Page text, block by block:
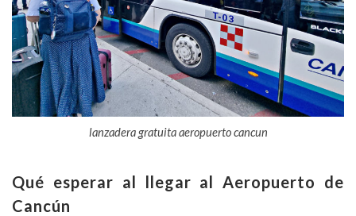
lanzadera gratuita aeropuerto cancun
Qué esperar al llegar al Aeropuerto de
Cancún